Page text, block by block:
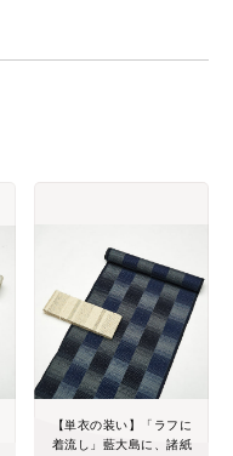
【単衣の装い】「ラフに
着流し」藍大島に、諸紙